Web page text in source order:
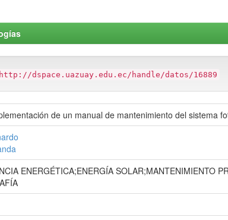
http://dspace.uazuay.edu.ec/handle/datos/16889
de un manual de mantenimiento del sistema
ENERGÉTICA;ENERGÍA SOLAR;MANTENIMIENTO